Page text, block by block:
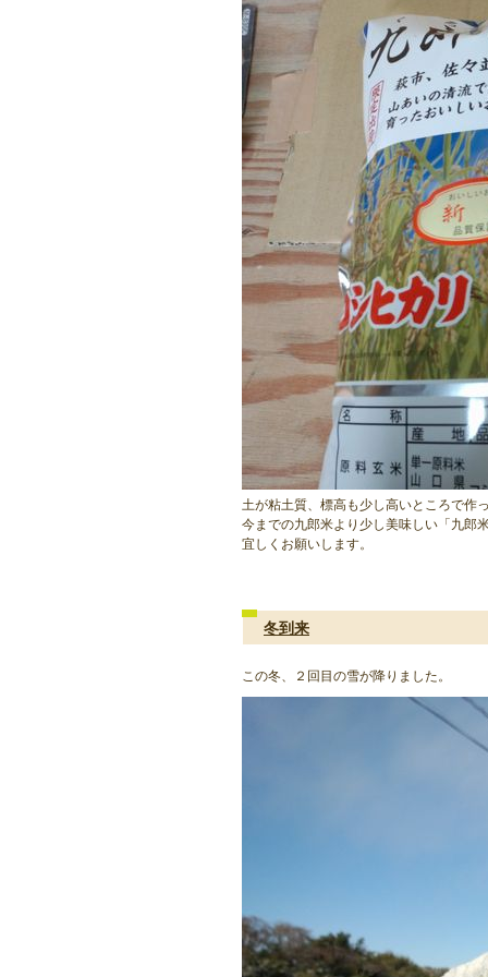
土が粘土質、標高も少し高いところで作
今までの九郎米より少し美味しい「九郎
宜しくお願いします。
冬到来
この冬、２回目の雪が降りました。